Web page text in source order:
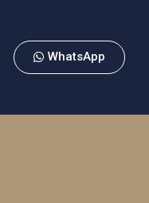
WhatsApp